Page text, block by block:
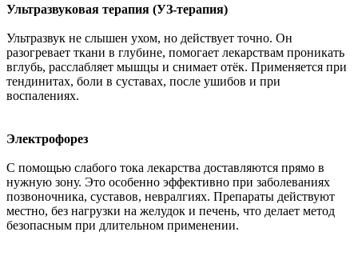
Ультразвуковая терапия (УЗ-терапия)
Ультразвук не слышен ухом, но действует точно. Он
разогревает ткани в глубине, помогает лекарствам проникать
вглубь, расслабляет мышцы и снимает отёк. Применяется при
тендинитах, боли в суставах, после ушибов и при
воспалениях.
Электрофорез
С помощью слабого тока лекарства доставляются прямо в
нужную зону. Это особенно эффективно при заболеваниях
позвоночника, суставов, невралгиях. Препараты действуют
местно, без нагрузки на желудок и печень, что делает метод
безопасным при длительном применении.